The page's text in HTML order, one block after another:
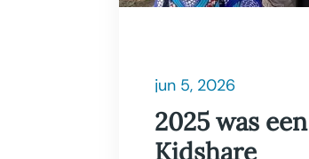
jun 5, 2026
2025 was
Kidshare